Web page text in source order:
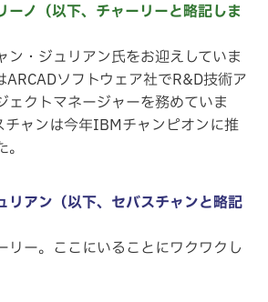
ーノ（以下、チャーリーと略記しま
ン・ジュリアン氏をお迎えしていま
ARCADソフトウェア社でR&D技術ア
ェクトマネージャーを務めていま
チャンは今年IBMチャンピオンに推
リアン（以下、セバスチャンと略記
リー。ここにいることにワクワクし